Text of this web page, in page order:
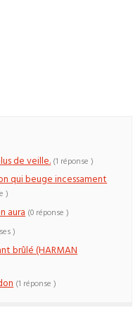
de veille. (1 réponse )
qui beuge incessament
)
aura (0 réponse )
)
brûlé (HARMAN
(1 réponse )